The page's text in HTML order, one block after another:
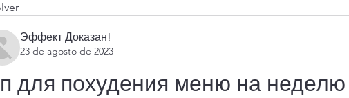
Эффект Доказан!
23 de agosto de 2023
для похудения меню на неделю